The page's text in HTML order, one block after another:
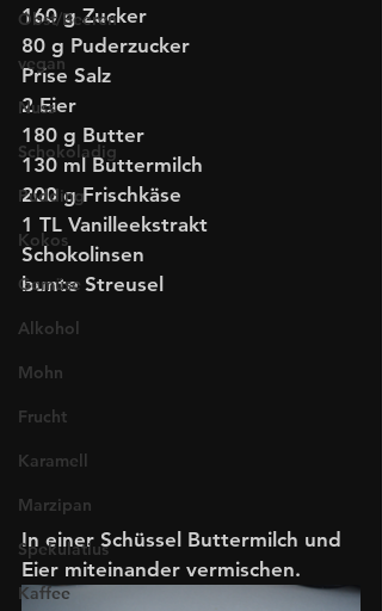
Obst/Beeren
vegan
Nuss
Schokoladig
Pudding
Kokos
Gemüse
Alkohol
Mohn
Frucht
Karamell
Marzipan
Spekulatius
Kaffee
160 g Zucker
80 g Puderzucker
Prise Salz
2 Eier
180 g Butter
130 ml Buttermilch
200 g Frischkäse
1 TL Vanilleekstrakt
Schokolinsen
bunte Streusel
In einer Schüssel Buttermilch und
Eier miteinander vermischen.